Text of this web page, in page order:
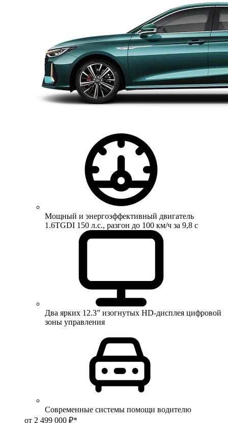
Мощный и энергоэффективный двигатель
1.6TGDI 150 л.с., разгон до 100 км/ч за 9,8 с
Два ярких 12.3” изогнутых HD-дисплея цифровой
зоны управления
Современные системы помощи водителю
от 2 499 000 ₽*